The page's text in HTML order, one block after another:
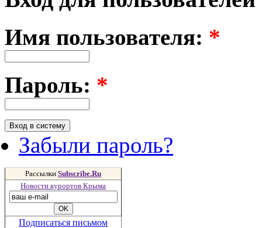
Имя пользователя: *
Пароль: *
Забыли пароль?
Рассылки Subscribe.Ru
Новости курортов Крыма
Подписаться письмом